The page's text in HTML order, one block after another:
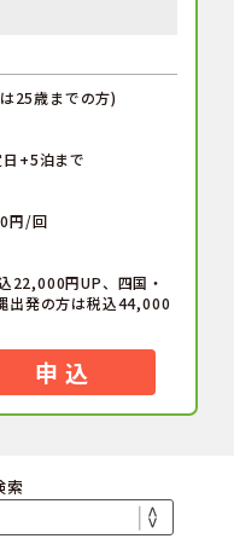
25歳までの方)
+5泊まで
円/回
22,000円UP、四国・
出発の方は税込44,000
申 込
月1日～11月20日の
月20日～12月14日
25日～11月30日の
日・9月16日～12月
日・10月1日～12
索